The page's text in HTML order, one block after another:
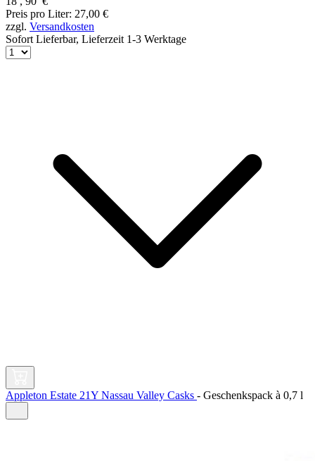
Preis pro Liter: 27,00 €
zzgl. Versandkosten
Sofort Lieferbar, Lieferzeit 1-3 Werktage
Appleton Estate 21Y Nassau Valley Casks - Geschenkspack à 0,7 l